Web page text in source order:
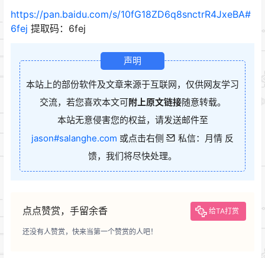
https://pan.baidu.com/s/10fG18ZD6q8snctrR4JxeBA#
6fej 提取码：6fej
声明
本站上的部份软件及文章来源于互联网，仅供网友学习
交流，若您喜欢本文可附上原文链接随意转载。
本站无意侵害您的权益，请发送邮件至
jason#salanghe.com 或点击右侧
私信：月情 反
馈，我们将尽快处理。
点点赞赏，手留余香 给TA打赏
还没有人赞赏，快来当第一个赞赏的人吧！